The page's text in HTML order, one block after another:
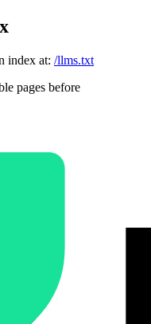
index at: /llms.txt
pages before